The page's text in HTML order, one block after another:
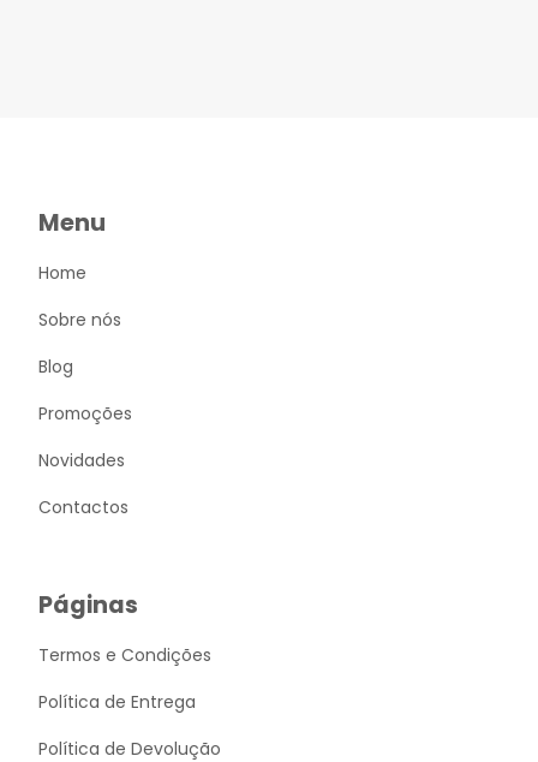
Menu
Home
Sobre nós
Blog
Promoções
Novidades
Contactos
Páginas
Termos e Condições
Política de Entrega
Política de Devolução